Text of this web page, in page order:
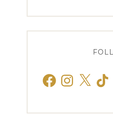
FacebookInstagram
X TikTok